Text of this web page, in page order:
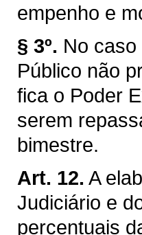
empenho e
§ 3º. No
Público não
fica o Poder
serem
bimestre.
Art. 12. A
Judiciário e
percentuais